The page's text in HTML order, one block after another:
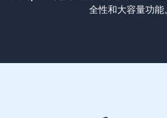
全性和大容量功能。